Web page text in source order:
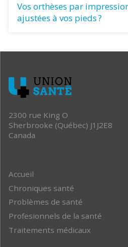
Vos orthèses par
ajustées à vos pieds ?
2300 rue King O
Sherbrooke (Québec) J1J2E8
Canada
Accueil
Chroniques santé
Problèmes de santé
Profesionnels de la santé
Traitements médicaux